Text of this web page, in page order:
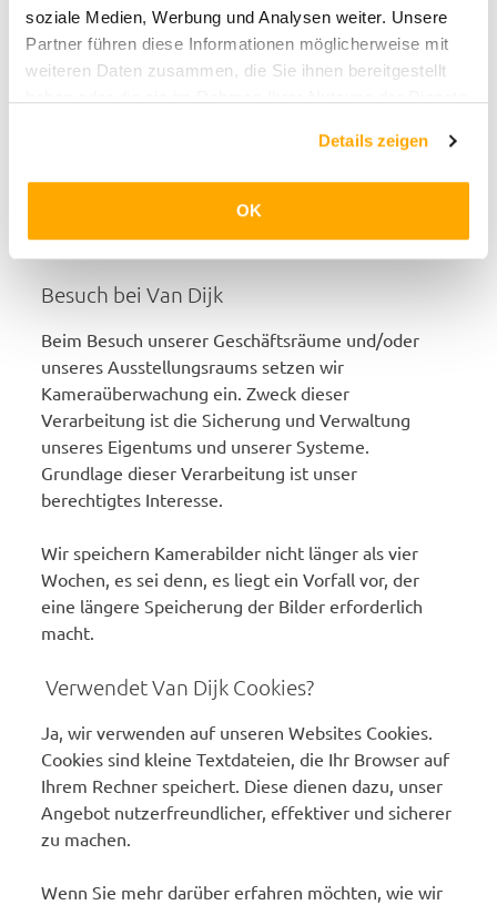
soziale Medien, Werbung und Analysen weiter. Unsere
Partner führen diese Informationen möglicherweise mit
weiteren Daten zusammen, die Sie ihnen bereitgestellt
Details zeigen
OK
Die Aufzeichnungen dienen zu Schulungszwecken
und als Nachweis für den Abschluss eines Vertrags
oder einer sonstigen Vereinbarung. Grundlage
dieser Verarbeitung ist unser berechtigtes
Die Aufzeichnungen der Telefongespräche werden
gelöscht, sobald sie für diese Zwecke nicht mehr
benötigt werden.
Besuch bei Van Dijk
Beim Besuch unserer Geschäftsräume und/oder
unseres Ausstellungsraums setzen wir
Kameraüberwachung ein. Zweck dieser
Verarbeitung ist die Sicherung und Verwaltung
unseres Eigentums und unserer Systeme.
Grundlage dieser Verarbeitung ist unser
berechtigtes Interesse.
Wir speichern Kamerabilder nicht länger als vier
Wochen, es sei denn, es liegt ein Vorfall vor, der
eine längere Speicherung der Bilder erforderlich
macht.
Verwendet Van Dijk Cookies?
Ja, wir verwenden auf unseren Websites Cookies.
Cookies sind kleine Textdateien, die Ihr Browser auf
Ihrem Rechner speichert. Diese dienen dazu, unser
Angebot nutzerfreundlicher, effektiver und sicherer
zu machen.
Wenn Sie mehr darüber erfahren möchten, wie wir